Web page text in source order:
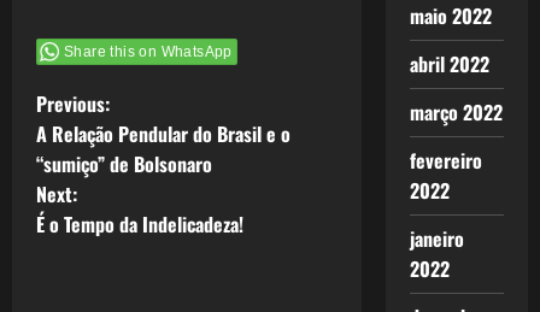
Share this on WhatsApp
P
o
s
Previous:
A Relação Pendular do Brasil e o
“sumiço” de Bolsonaro
Next:
É o Tempo da Indelicadeza!
maio 2022
abril 2022
março 2022
fevereiro
2022
janeiro
2022